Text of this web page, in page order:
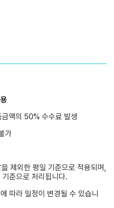
액의 50% 수수료 발생
가
제외한 평일 기준으로 적용되며,
준으로 처리됩니다.
따라 일정이 변경될 수 있습니